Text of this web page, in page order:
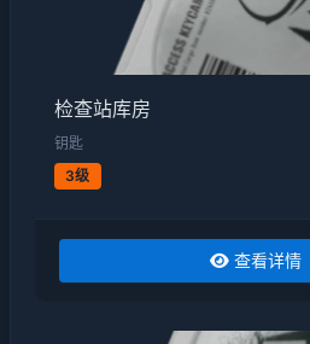
检查站库房
钥匙
3级
查看详情